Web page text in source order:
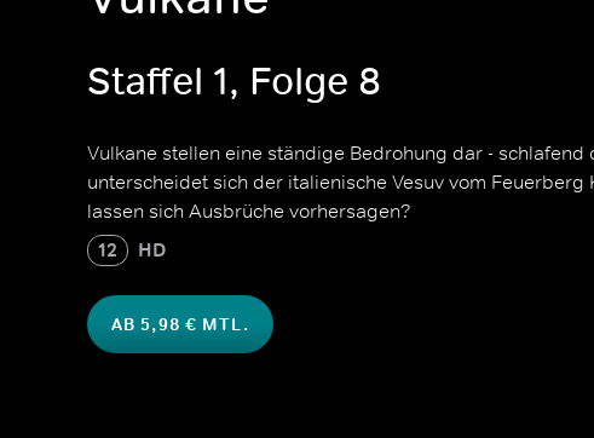
Staffel 1, Folge 8
Vulkane stellen eine ständige Bedrohung dar - schlafend
unterscheidet sich der italienische Vesuv vom Feuerberg
lassen sich Ausbrüche vorhersagen?
12 HD
AB 5,98 € MTL.